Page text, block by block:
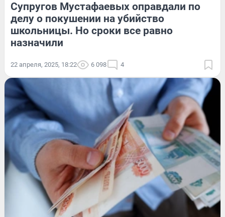
Супругов Мустафаевых оправдали по
делу о покушении на убийство
школьницы. Но сроки все равно
назначили
22 апреля, 2025, 18:22 6 098 4